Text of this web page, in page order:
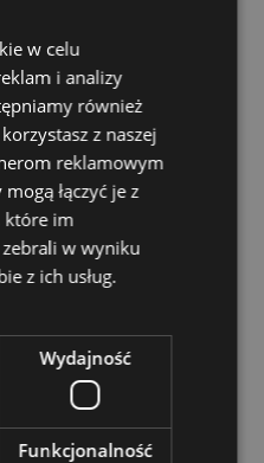
Środek do
DO KOSZYKA
w celu
i analizy
również
z naszej
reklamowym
łączyć je z
które im
zebrali w wyniku
z ich usług.
Wydajność
Funkcjonalność